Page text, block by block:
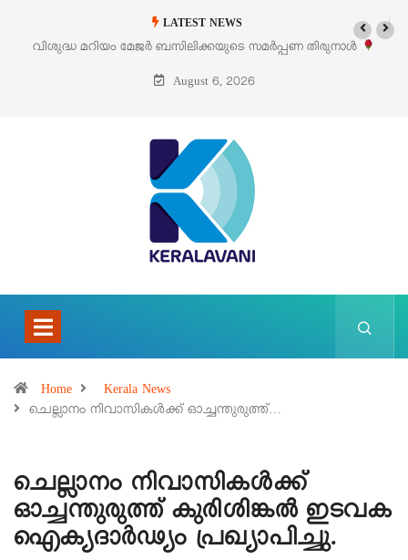
LATEST NEWS
മറിയം മേജർ ബസിലിക്കയുടെ സമർപ്പണ തിരുനാൾ
ഓഗസ്റ്റ് 5 –
August 6, 2026
Home
Kerala News
ചെല്ലാനം നിവാസികൾക്ക് ഓച്ചന്തുരുത്ത്…
ചെല്ലാനം നിവാസികൾക്ക്
ഓച്ചന്തുരുത്ത് കുരിശിങ്കൽ ഇടവക
ഐക്യദാർഢ്യം പ്രഖ്യാപിച്ചു.